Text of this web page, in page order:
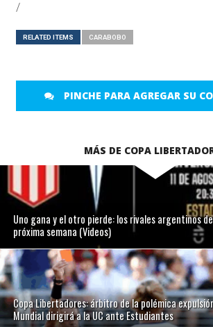
/
RELATED ITEMS CARABOBO
PINCHE PARA AGREGAR SU
MÁS DE COPA
Uno gana y el otro pierde: los rivales argentinos
próxima semana (Videos)
Copa Libertadores: árbitro de la polémica
Mundial dirigirá a la UC ante Estudiantes